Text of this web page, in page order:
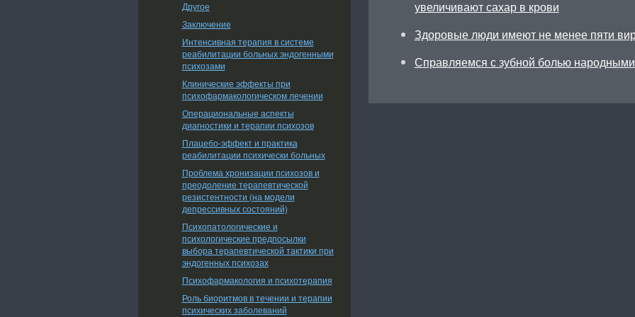
увеличивают сахар в крови
Здоровые люди имеют не менее пяти
Справляемся с зубной болью
Другое
Заключение
Интенсивная терапия в системе
реабилитации больных эндогенными
психозами
Клинические эффекты при
психофармакологическом лечении
Операциональные аспекты
диагностики и терапии психозов
Плацебо-эффект и практика
реабилитации психически больных
Проблема хронизации психозов и
преодоление терапевтической
резистентности (на модели
депрессивных состояний)
Психопатологические и
психологические предпосылки
выбора терапевтической тактики при
эндогенных психозах
Психофармакология и психотерапия
Роль биоритмов в течении и терапии
психических заболеваний